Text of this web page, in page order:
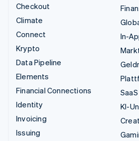
Checkout
Climate
Connect
Krypto
Data Pipeline
Elements
Financial Connections
Identity
Invoicing
Issuing
In-
SaaS
KI-